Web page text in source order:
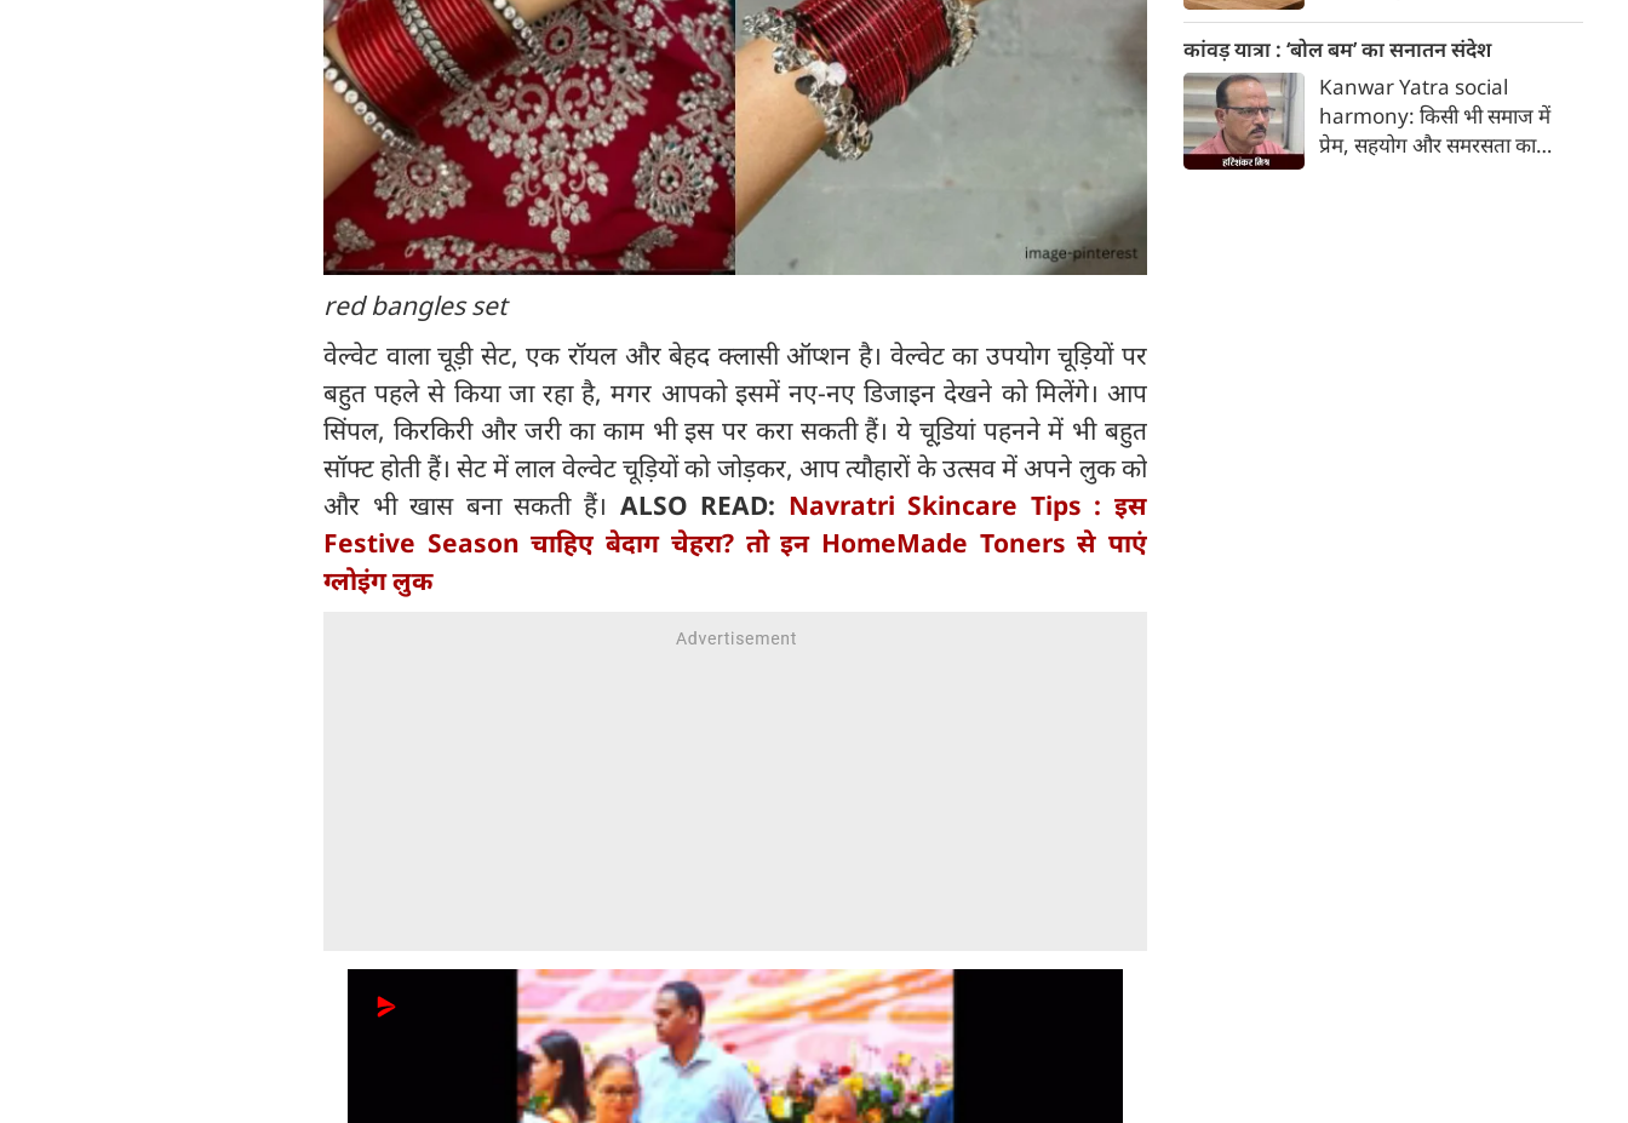
red bangles set
वेल्वेट वाला चूड़ी सेट, एक रॉयल और बेहद क्लासी ऑप्शन है। वेल्वेट का उपयोग चूड़ियों पर
बहुत पहले से किया जा रहा है, मगर आपको इसमें नए-नए डिजाइन देखने को मिलेंगे। आप
सिंपल, किरकिरी और जरी का काम भी इस पर करा सकती हैं। ये चूडि़यां पहनने में भी बहुत
सॉफ्ट होती हैं। सेट में लाल वेल्वेट चूड़ियों को जोड़कर, आप त्यौहारों के उत्सव में अपने लुक को
और भी खास बना सकती हैं। ALSO READ: Navratri Skincare Tips : इस
Festive Season चाहिए बेदाग चेहरा? तो इन HomeMade Toners से पाएं
ग्लोइंग लुक
यहां जानें।
कांवड़ यात्रा : ‘बोल बम’ का सनातन संदेश
Kanwar Yatra social
harmony: किसी भी समाज में
प्रेम, सहयोग और समरसता का